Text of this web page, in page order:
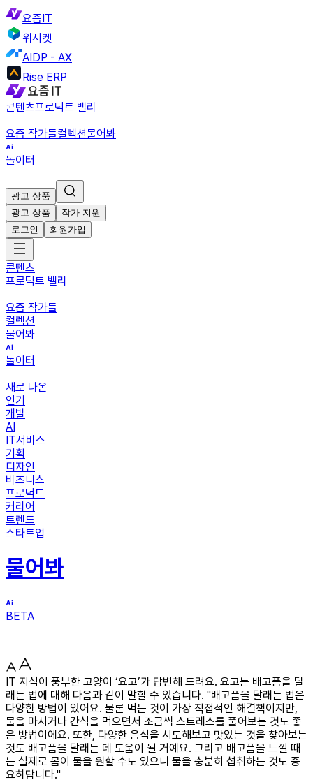
요즘IT
위시켓
AIDP - AX
Rise ERP
콘텐츠프로덕트 밸리
요즘 작가들컬렉션물어봐
놀이터
광고 상품
광고 상품
작가 지원
로그인
회원가입
콘텐츠
프로덕트 밸리
요즘 작가들
컬렉션
물어봐
놀이터
새로 나온
인기
개발
AI
IT서비스
기획
디자인
비즈니스
프로덕트
커리어
트렌드
스타트업
물어봐
BETA
IT 지식이 풍부한 고양이 ‘요고’가 답변해 드려요. 요고는 배고픔을 달
래는 법에 대해 다음과 같이 말할 수 있습니다. "배고픔을 달래는 법은
다양한 방법이 있어요. 물론 먹는 것이 가장 직접적인 해결책이지만,
물을 마시거나 간식을 먹으면서 조금씩 스트레스를 풀어보는 것도 좋
은 방법이에요. 또한, 다양한 음식을 시도해보고 맛있는 것을 찾아보는
것도 배고픔을 달래는 데 도움이 될 거예요. 그리고 배고픔을 느낄 때
는 실제로 몸이 물을 원할 수도 있으니 물을 충분히 섭취하는 것도 중
요하답니다."